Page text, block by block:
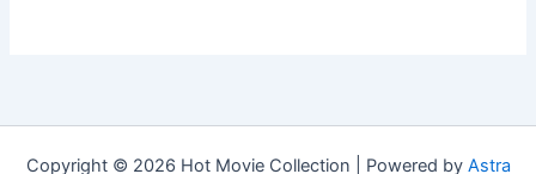
Copyright © 2026 Hot Movie Collection | Powered by Astra